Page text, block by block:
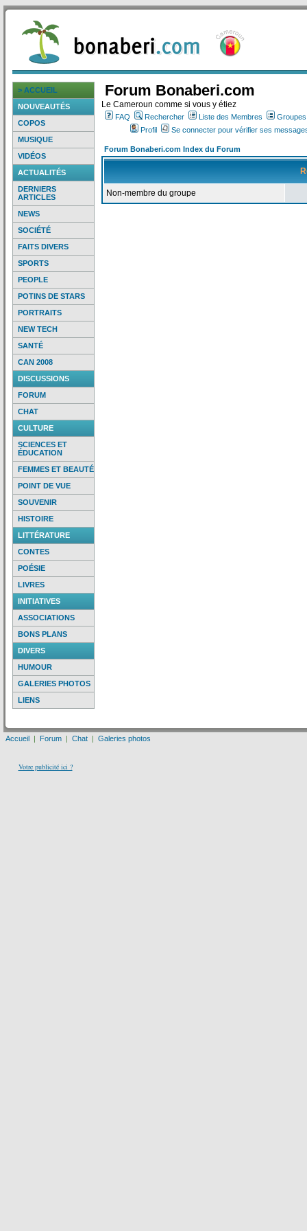
> ACCUEIL
NOUVEAUTÉS
COPOS
MUSIQUE
VIDÉOS
ACTUALITÉS
DERNIERS
ARTICLES
NEWS
SOCIÉTÉ
FAITS DIVERS
SPORTS
PEOPLE
POTINS DE STARS
PORTRAITS
NEW TECH
SANTÉ
CAN 2008
DISCUSSIONS
FORUM
CHAT
CULTURE
SCIENCES ET
ÉDUCATION
FEMMES ET BEAUTÉ
POINT DE VUE
SOUVENIR
HISTOIRE
LITTÉRATURE
CONTES
POÉSIE
LIVRES
INITIATIVES
ASSOCIATIONS
BONS PLANS
DIVERS
HUMOUR
GALERIES PHOTOS
LIENS
Forum Bonaberi.com
Le Cameroun comme si vous y étiez
FAQ Rechercher Liste des Membres
Profil
Se connecter pour vérifier ses
Forum Bonaberi.com Index du Forum
Non-membre du groupe
Accueil | Forum | Chat | Galeries photos
Votre publicité ici ?